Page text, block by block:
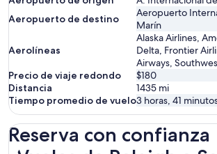
Aeropuerto de destino
Aeropuerto
Marín
Aerolíneas
Alaska Airlines,
Delta, Frontier
Airways,
Precio de viaje redondo
$180
Distancia
1435 mi
Tiempo promedio de vuelo3 horas, 41
Reserva con confianza